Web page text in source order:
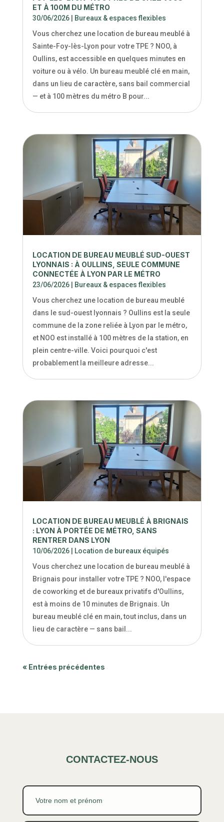
ET À 100M DU MÉTRO
30/06/2026|
Bureaux & espaces flexibles
Vous cherchez une location de bureau meublé à
Sainte-Foy-lès-Lyon pour votre TPE ? NOO, à
Oullins, est accessible en quelques minutes en
voiture ou à vélo. Un bureau meublé clé en main,
dans un lieu de caractère, sans bail commercial
— et à 100 mètres du métro B pour...
LOCATION DE BUREAU MEUBLÉ SUD-OUEST
LYONNAIS : À OULLINS, SEULE COMMUNE
CONNECTÉE À LYON PAR LE MÉTRO
23/06/2026| Bureaux & espaces flexibles
Vous cherchez une location de bureau meublé
dans le sud-ouest lyonnais ? Oullins est la seule
commune de la zone reliée à Lyon par le métro,
et NOO est installé à 100 mètres de la station, en
plein centre-ville. Voici pourquoi c'est
probablement la meilleure adresse...
LOCATION DE BUREAU MEUBLÉ À BRIGNAIS
: LYON À PORTÉE DE MÉTRO, SANS
RENTRER DANS LYON
10/06/2026|
Location de bureaux équipés
Vous cherchez une location de bureau meublé à
Brignais pour installer votre TPE ? NOO, l'espace
de coworking et de bureaux privatifs d'Oullins,
est à moins de 10 minutes de Brignais. Un
bureau meublé clé en main, tout inclus, dans un
lieu de caractère — sans bail...
« Entrées précédentes
CONTACTEZ-NOUS